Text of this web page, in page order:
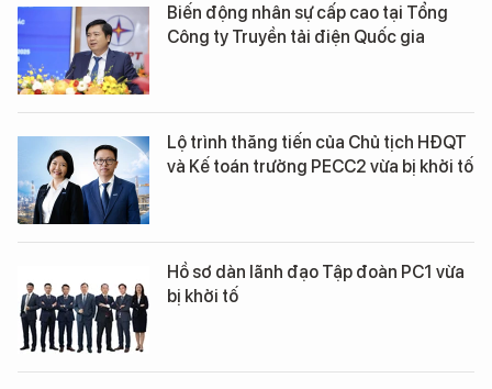
Biến động nhân sự cấp cao tại Tổng
Công ty Truyền tải điện Quốc gia
Lộ trình thăng tiến của Chủ tịch HĐQT
và Kế toán trưởng PECC2 vừa bị khởi tố
Hồ sơ dàn lãnh đạo Tập đoàn PC1 vừa
bị khởi tố